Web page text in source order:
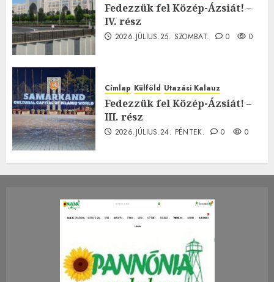
Fedezzük fel Közép-Ázsiát! –
IV. rész
2026.JÚLIUS.25. SZOMBAT. 0 0
Címlap Külföld Utazási Kalauz
Fedezzük fel Közép-Ázsiát! –
III. rész
2026.JÚLIUS.24. PÉNTEK. 0 0